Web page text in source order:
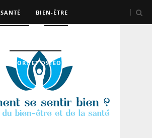
SANTÉ BIEN-ÊTRE
SPORT ET OSTÉO